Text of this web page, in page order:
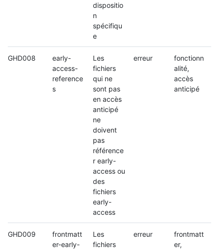
dispositio
n
spécifiqu
e
GHD008
early-
access-
reference
s
Les
fichiers
qui ne
sont pas
en accès
anticipé
ne
doivent
pas
référence
r early-
access ou
des
fichiers
early-
access
erreur
fonctionn
alité,
accès
anticipé
GHD009
frontmatt
er-early-
Les
fichiers
erreur
frontmatt
er,